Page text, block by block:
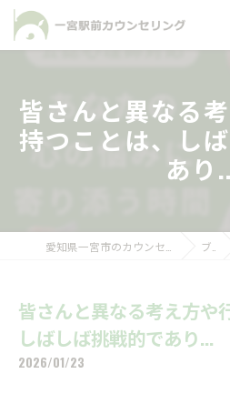
皆さんと異なる
持つことは、し
あり
ブログ
皆さんと異なる考え方や
しばしば挑戦的であり...
2026/01/23